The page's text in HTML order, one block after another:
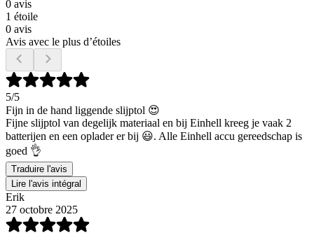
0 avis
1 étoile
0 avis
Avis avec le plus d’étoiles
5/5
Fijn in de hand liggende slijptol 😍
Fijne slijptol van degelijk materiaal en bij Einhell kreeg je vaak 2
batterijen en een oplader er bij 😃. Alle Einhell accu gereedschap is
goed 👌
Traduire l'avis
Lire l'avis intégral
Erik
27 octobre 2025